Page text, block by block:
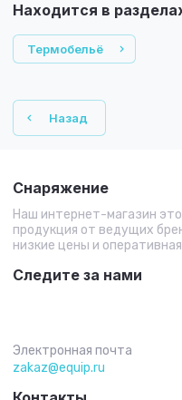
Находится в
Термобельё
Назад
Снаряжение
Наш интернет-магазин
продукция от ведущих
низкие цены и
Следите за нами
Электронная почта
zakaz@equip.ru